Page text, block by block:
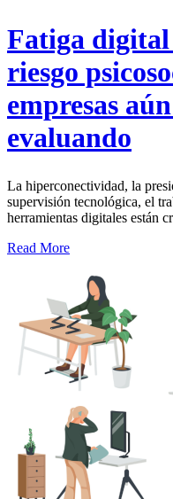
Fatiga
riesgo
empresas
evaluando
La hiperconectividad, la
supervisión tecnológica, el
herramientas digitales están
Read More